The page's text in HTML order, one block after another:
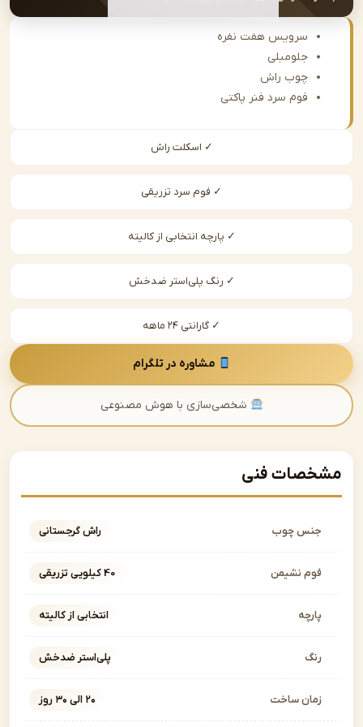
سرویس هفت نفره
جلومبلی
چوب راش
فوم سرد فنر پاکتی
✓ اسکلت راش
✓ فوم سرد تزریقی
✓ پارچه انتخابی از کالیته
✓ رنگ پلی‌استر ضدخش
مشاوره در تلگرام
شخصی‌سازی با هوش مصنوعی
فنی
جنس چوب راش گرجستانی
فوم نشیمن
انتخابی از کالیته
پلی‌استر ضدخش
زمان ساخت